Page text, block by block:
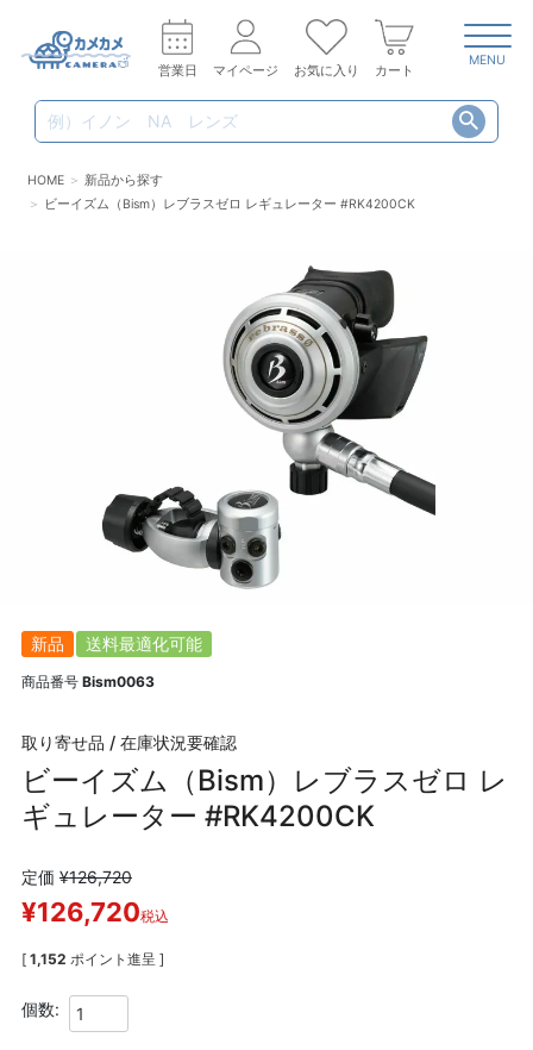
営業日 マイページ お気に入り カート
MENU
HOME
新品から探す
ビーイズム（Bism）レブラスゼロ レギュレーター #RK4200CK
新品 送料最適化可能
商品番号 Bism0063
取り寄せ品 / 在庫状況要確認
ビーイズム（Bism）レブラスゼロ レ
ギュレーター #RK4200CK
定価 ¥126,720
¥126,720税込
[ 1,152 ポイント進呈 ]